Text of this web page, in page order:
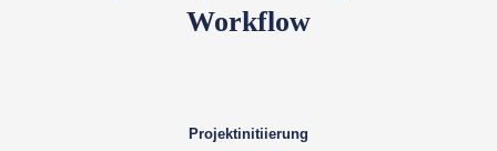
Workflow
Projektinitiierung